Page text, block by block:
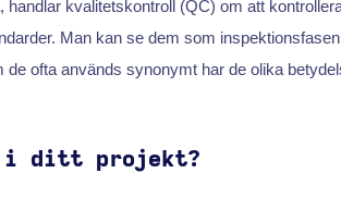
kvalitetskontroll (QC) om att
Man kan se dem som
ofta används synonymt har de olika
i ditt projekt?